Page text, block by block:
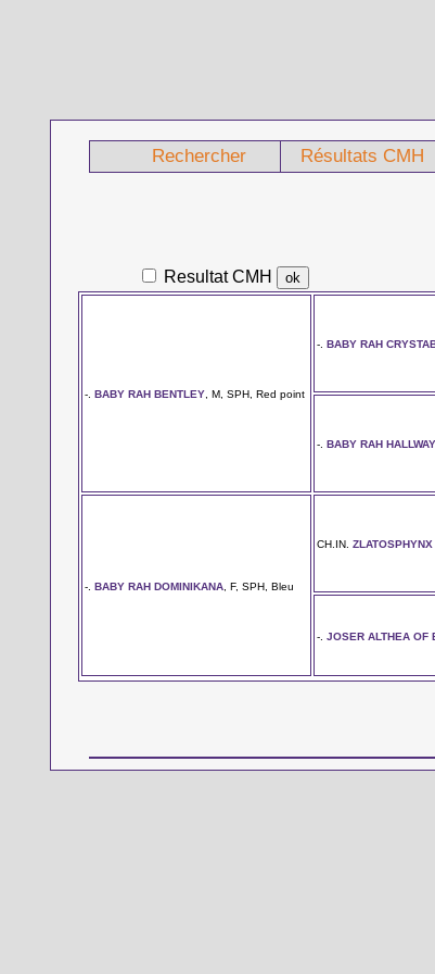
Rechercher Résultats CMH
Resultat CMH
-.BABY RAH BENTLEY , M, SPH, Red point
-.BABY RAH
-.BABY RAH HALLWAY
-.BABY RAH DOMINIKANA , F, SPH, Bleu
CH.IN.
-.JOSER ALTHEA OF